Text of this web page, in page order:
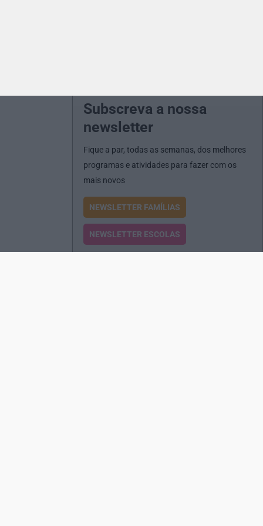
Subscreva a nossa
newsletter
Fique a par, todas as semanas, dos melhores
programas e atividades para fazer com os
mais novos
NEWSLETTER FAMÍLIAS
NEWSLETTER ESCOLAS